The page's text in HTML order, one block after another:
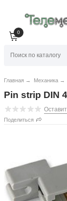
0
Главная → Механика →
Pin strip DIN
Поделиться